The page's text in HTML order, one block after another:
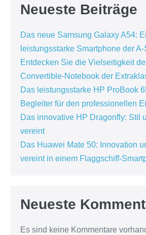
Neueste Beiträge
Das neue Samsung Galaxy A54:
leistungsstarke Smartphone der
Entdecken Sie die Vielseitigkeit
Convertible-Notebook der
Das leistungsstarke HP ProBook
Begleiter für den professionellen
Das innovative HP Dragonfly: Stil
vereint
Das Huawei Mate 50: Innovation
vereint in einem Flaggschiff-
Neueste
Es sind keine Kommentare